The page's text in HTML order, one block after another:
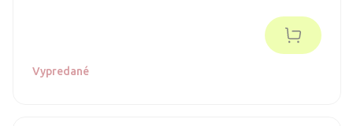
Vypredané